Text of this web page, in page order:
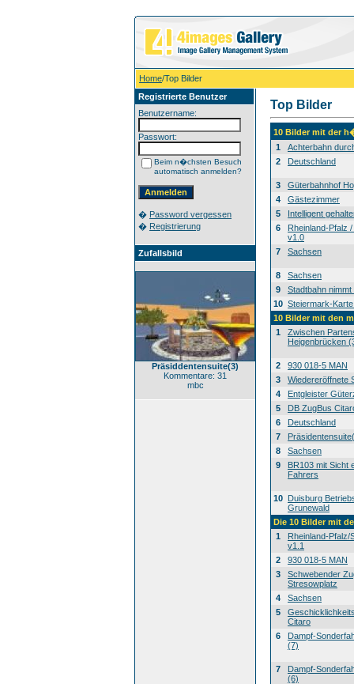
Home/Top Bilder
Registrierte Benutzer
Benutzername:
Passwort:
Beim n�chsten Besuch
automatisch anmelden?
� Password vergessen
� Registrierung
Zufallsbild
Präsiddentensuite(3)
Kommentare: 31
mbc
Top Bilder
10 Bilder mit der
1
Achterbahn
2
Deutschland
3
Güterbahnhof
4
Gästezimmer
5
Intelligent
6
Rheinland-Pfalz
v1.0
7
Sachsen
8
Sachsen
9
Stadtbahn
10 Steiermark-
10 Bilder mit den
1
Zwischen
Heigenbrücken
2
930 018-5 MAN
3
Wiedereröffnete
4
Entgleister
5
DB ZugBus
6
Deutschland
7
8
Sachsen
9
BR103 mit Sicht
Fahrers
10 Duisburg
Grunewald
Die 10 Bilder mit
1
Rheinland-Pfalz/
v1.1
2
930 018-5 MAN
3
Schwebender
Stresowplatz
4
Sachsen
5
Citaro
6
Dampf-
(7)
7
Dampf-
(6)